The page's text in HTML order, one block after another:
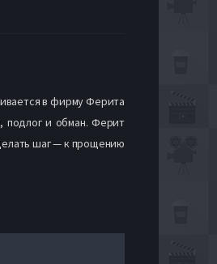
в фирму Ферита
подлог и обман. Ферит
шаг — к прощению